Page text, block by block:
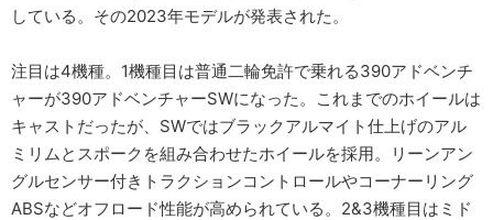
している。その2023年モデルが発表された。
注目は4機種。1機種目は普通二輪免許で乗れる390アドベンチ
ャーが390アドベンチャーSWになった。これまでのホイールは
キャストだったが、SWではブラックアルマイト仕上げのアル
ミリムとスポークを組み合わせたホイールを採用。リーンアン
グルセンサー付きトラクションコントロールやコーナーリング
ABSなどオフロード性能が高められている。2&3機種目はミド